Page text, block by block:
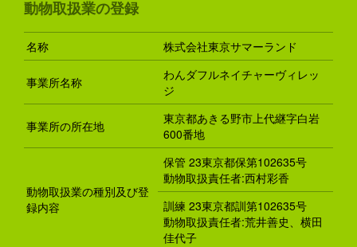
動物取扱業の登録
名称 株式会社東京サマーランド
事業所名称
わんダフルネイチャーヴィレッ
ジ
事業所の所在地
東京都あきる野市上代継字白岩
600番地
動物取扱業の種別及び登
録内容
保管 23東京都保第102635号
動物取扱責任者:西村彩香
訓練 23東京都訓第102635号
動物取扱責任者:荒井善史、横田
佳代子